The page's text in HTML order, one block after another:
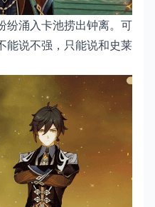
纷涌入卡池捞出钟离。可
能说不强，只能说和史莱